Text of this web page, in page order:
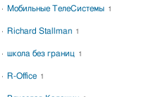
Мобильные ТелеСистемы 1
Richard Stallman 1
школа без границ 1
R-Office 1